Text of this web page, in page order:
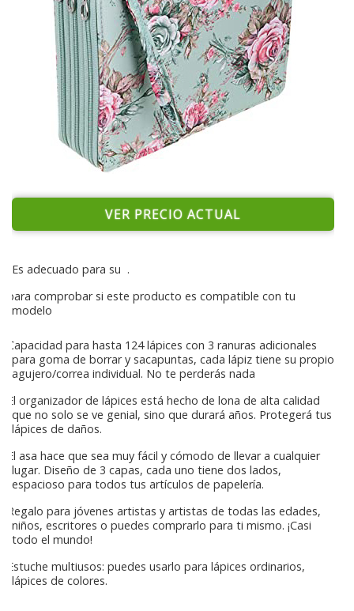
VER PRECIO ACTUAL
Es adecuado para su .
para comprobar si este producto es compatible con tu
modelo
Capacidad para hasta 124 lápices con 3 ranuras adicionales
para goma de borrar y sacapuntas, cada lápiz tiene su propio
agujero/correa individual. No te perderás nada
El organizador de lápices está hecho de lona de alta calidad
que no solo se ve genial, sino que durará años. Protegerá tus
lápices de daños.
El asa hace que sea muy fácil y cómodo de llevar a cualquier
lugar. Diseño de 3 capas, cada uno tiene dos lados,
espacioso para todos tus artículos de papelería.
Regalo para jóvenes artistas y artistas de todas las edades,
niños, escritores o puedes comprarlo para ti mismo. ¡Casi
todo el mundo!
Estuche multiusos: puedes usarlo para lápices ordinarios,
lápices de colores.